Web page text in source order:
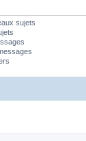
sujets